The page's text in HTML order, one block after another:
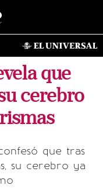
que
cerebro
que tras
su cerebro ya